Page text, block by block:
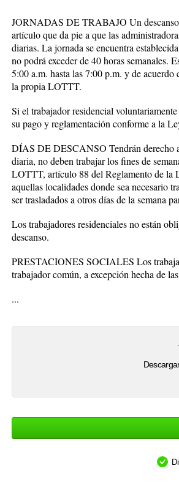
JORNADAS DE TRABAJO Un descanso
artículo que da pie a que las
diarias. La jornada se encuentra
no podrá exceder de 40 horas semanales.
5:00 a.m. hasta las 7:00 p.m. y de
la propia LOTTT.
Si el trabajador residencial
su pago y reglamentación conforme a la
DÍAS DE DESCANSO Tendrán derecho
diaria, no deben trabajar los fines de
LOTTT, artículo 88 del Reglamento de la
aquellas localidades donde sea necesario
ser trasladados a otros días de la semana
Los trabajadores residenciales no están
descanso.
PRESTACIONES SOCIALES Los
trabajador común, a excepción hecha de
...